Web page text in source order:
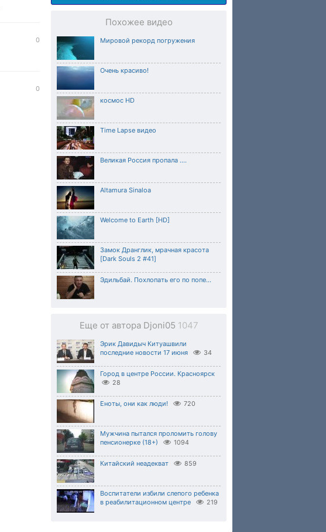
Похожее видео
Мировой рекорд погружения
Очень красиво!
космос HD
Time Lapse видео
Великая Россия пропала ....
Altamura Sinaloa
Welcome to Earth [HD]
Замок Дранглик, мрачная красота
[Dark Souls 2 #41]
Эдильбай. Похлопать его по попе...
Еще от автора Djoni05 1047
Эрик Давидыч Китуашвили
последние новости 17 июня
34
Город в центре России. Красноярск
28
Еноты, они как люди! 720
Мужчина пытался проломить голову
пенсионерке (18+)
1094
Китайский неадекват 859
Воспитатели избили слепого ребенка
в реабилитационном центре
219
0
0